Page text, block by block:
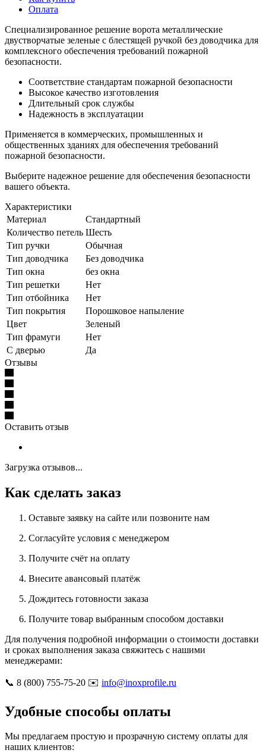
Оплата
Специализированное решение ворота металлические
двустворчатые зеленые с блестящей ручкой без доводчика для
комплексного обеспечения требований пожарной
безопасности.
Соответствие стандартам пожарной безопасности
Высокое качество изготовления
Длительный срок службы
Надежность в эксплуатации
Применяется в коммерческих, промышленных и
общественных зданиях для обеспечения требований
пожарной безопасности.
Выберите надежное решение для обеспечения безопасности
вашего объекта.
Характеристики
Материал
Стандартный
Количество петель Шесть
Тип ручки
Обычная
Тип доводчика
Без доводчика
Тип окна
без окна
Тип решетки
Нет
Тип отбойника
Нет
Тип покрытия
Порошковое напыление
Цвет
Зеленый
Тип фрамуги
Нет
С дверью
Да
Отзывы
Оставить отзыв
Загрузка отзывов...
Как сделать заказ
Оставьте заявку на сайте или позвоните нам
Согласуйте условия с менеджером
Получите счёт на оплату
Внесите авансовый платёж
Дождитесь готовности заказа
Получите товар выбранным способом доставки
Для получения подробной информации о стоимости доставки
и сроках выполнения заказа свяжитесь с нашими
менеджерами:
📞 8 (800) 755-75-20 ✉️ info@inoxprofile.ru
Удобные способы оплаты
Мы предлагаем простую и прозрачную систему оплаты для
наших клиентов: